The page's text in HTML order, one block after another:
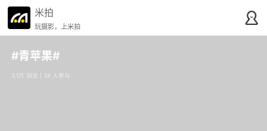
米拍
玩摄影，上米拍
#青苹果#
3.1万 浏览 | 38 人参与